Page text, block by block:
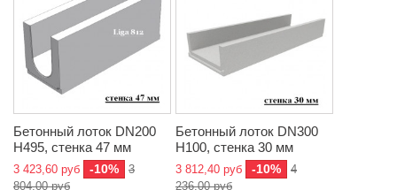
Бетонный лоток DN200
H495, стенка 47 мм
3 423,60 руб -10%
3
804,00 руб
Бетонный лоток DN300
H100, стенка 30 мм
3 812,40 руб -10%
4
236,00 руб